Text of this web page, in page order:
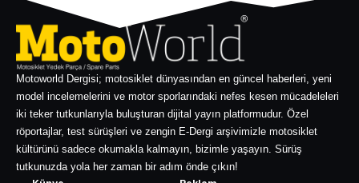
Motoworld Dergisi; motosiklet dünyasından en güncel haberleri, yeni
model incelemelerini ve motor sporlarındaki nefes kesen mücadeleleri
iki teker tutkunlarıyla buluşturan dijital yayın platformudur. Özel
röportajlar, test sürüşleri ve zengin E-Dergi arşivimizle motosiklet
kültürünü sadece okumakla kalmayın, bizimle yaşayın. Sürüş
tutkunuzda yola her zaman bir adım önde çıkın!